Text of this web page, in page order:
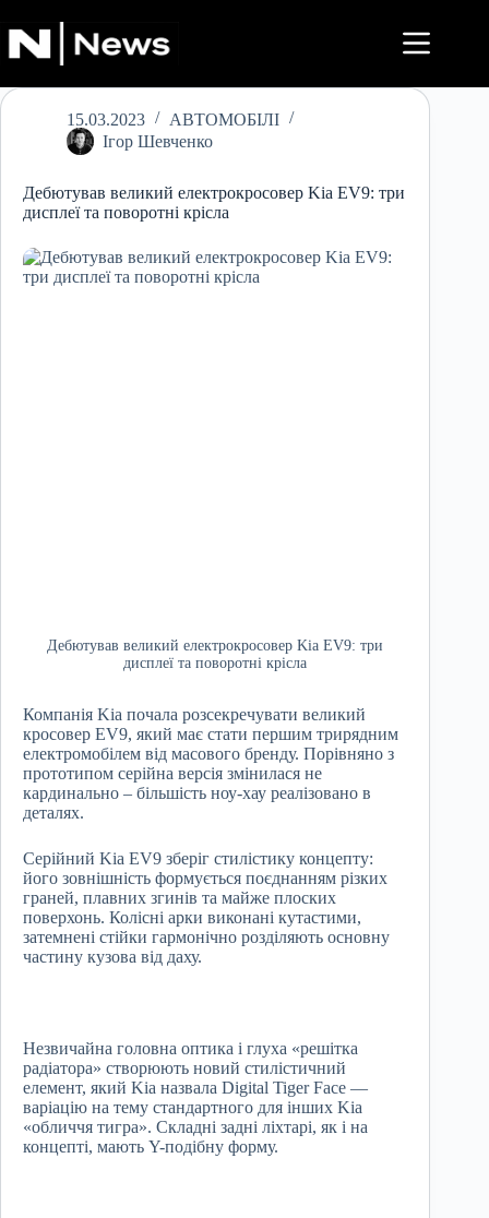
до
вмісту
15.03.2023
АВТОМОБІЛІ
Ігор Шевченко
Дебютував великий електрокросовер Kia EV9: три
дисплеї та поворотні крісла
Дебютував великий електрокросовер Kia EV9: три
дисплеї та поворотні крісла
Компанія Kia почала розсекречувати великий
кросовер EV9, який має стати першим трирядним
електромобілем від масового бренду. Порівняно з
прототипом серійна версія змінилася не
кардинально – більшість ноу-хау реалізовано в
деталях.
Серійний Kia EV9 зберіг стилістику концепту:
його зовнішність формується поєднанням різких
граней, плавних згинів та майже плоских
поверхонь. Колісні арки виконані кутастими,
затемнені стійки гармонічно розділяють основну
частину кузова від даху.
Незвичайна головна оптика і глуха «решітка
радіатора» створюють новий стилістичний
елемент, який Kia назвала Digital Tiger Face —
варіацію на тему стандартного для інших Kia
«обличчя тигра». Складні задні ліхтарі, як і на
концепті, мають Y-подібну форму.